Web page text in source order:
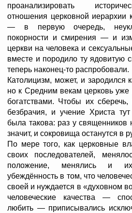
проанализировать
отношения церковной иерархии
— в первую очередь,
покорности и смирения — и
церкви на человека и
вместе и породило ту ядовитую
теперь наконец-то распробовали.
Католицизм, может, и зародился
но к Средним векам церковь
богатствами. Чтобы их сберечь,
безбрачия, и учение Христа
была такова: раз у священников
значит, и сокровища останутся в
По мере того, как церковные
своих последователей,
положение, менялись и
убеждённость в том, что
своей и нуждается в «духовном
человеческие качества —
любить — приписывались